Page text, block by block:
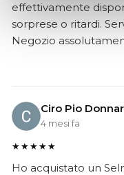
effettivamente
sorprese o ritardi.
Negozio
Ciro Pio
4 mesi fa
★★★★★
Ho acquistato un